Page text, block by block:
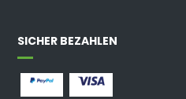
SICHER BEZAHLEN